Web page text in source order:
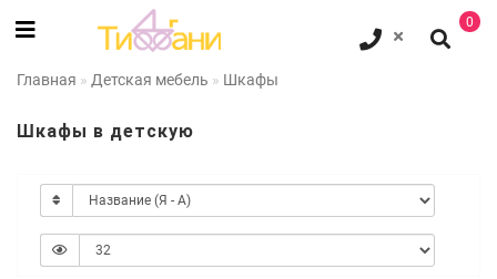
0
Главная Детская мебель Шкафы
Шкафы в детскую